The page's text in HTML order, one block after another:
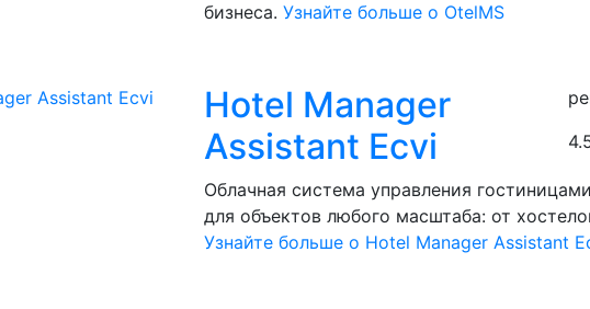
бизнеса. Узнайте больше о OtelMS
Hotel Manager
Assistant Ecvi
Облачная система управления
для объектов любого масштаба: от
Узнайте больше о Hotel Manager Assistant